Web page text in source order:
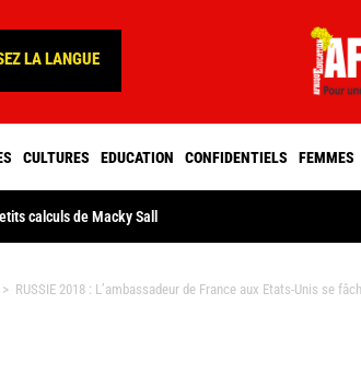
LA LANGUE
CULTURES EDUCATION CONFIDENTIELS FEMMES
calculs de Macky Sall
> RUSSIE 2018 : L’ambassadeur de France aux Etats-Unis se